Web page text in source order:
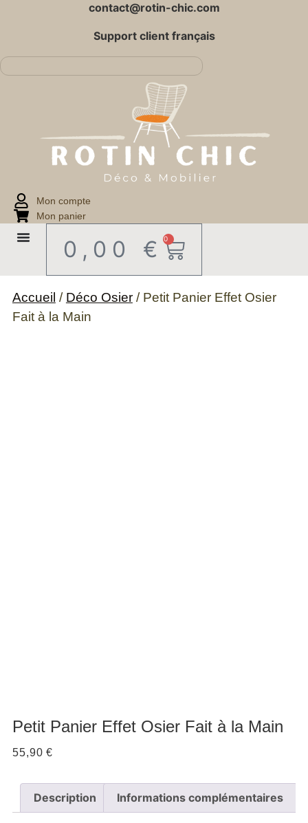
contact@rotin-chic.com
Support client français
Mon compte
Mon panier
0,00 €0
Accueil / Déco Osier/ Petit Panier Effet Osier
Fait à la Main
Petit Panier Effet Osier Fait à la Main
55,90€
Description Informations complémentaires